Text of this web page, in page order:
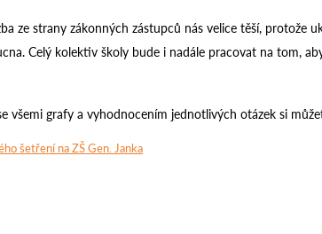
ze strany zákonných zástupců nás velice těší, protože
Celý kolektiv školy bude i nadále pracovat na tom,
všemi grafy a vyhodnocením jednotlivých otázek si
šetření na ZŠ Gen. Janka